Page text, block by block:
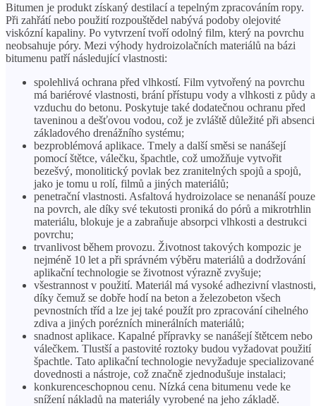
Bitumen je produkt získaný destilací a tepelným zpracováním ropy.
Při zahřátí nebo použití rozpouštědel nabývá podoby olejovité
viskózní kapaliny. Po vytvrzení tvoří odolný film, který na povrchu
neobsahuje póry. Mezi výhody hydroizolačních materiálů na bázi
bitumenu patří následující vlastnosti:
spolehlivá ochrana před vlhkostí. Film vytvořený na povrchu
má bariérové ​​vlastnosti, brání přístupu vody a vlhkosti z půdy a
vzduchu do betonu. Poskytuje také dodatečnou ochranu před
taveninou a dešťovou vodou, což je zvláště důležité při absenci
základového drenážního systému;
bezproblémová aplikace. Tmely a další směsi se nanášejí
pomocí štětce, válečku, špachtle, což umožňuje vytvořit
bezešvý, monolitický povlak bez zranitelných spojů a spojů,
jako je tomu u rolí, filmů a jiných materiálů;
penetrační vlastnosti. Asfaltová hydroizolace se nenanáší pouze
na povrch, ale díky své tekutosti proniká do pórů a mikrotrhlin
materiálu, blokuje je a zabraňuje absorpci vlhkosti a destrukci
povrchu;
trvanlivost během provozu. Životnost takových kompozic je
nejméně 10 let a při správném výběru materiálů a dodržování
aplikační technologie se životnost výrazně zvyšuje;
všestrannost v použití. Materiál má vysoké adhezivní vlastnosti,
díky čemuž se dobře hodí na beton a železobeton všech
pevnostních tříd a lze jej také použít pro zpracování cihelného
zdiva a jiných porézních minerálních materiálů;
snadnost aplikace. Kapalné přípravky se nanášejí štětcem nebo
válečkem. Tlustší a pastovité roztoky budou vyžadovat použití
špachtle. Tato aplikační technologie nevyžaduje specializované
dovednosti a nástroje, což značně zjednodušuje instalaci;
konkurenceschopnou cenu. Nízká cena bitumenu vede ke
snížení nákladů na materiály vyrobené na jeho základě.